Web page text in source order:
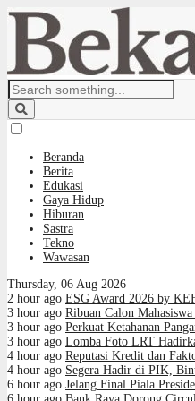
Beranda
Berita
Edukasi
Gaya Hidup
Hiburan
Sastra
Tekno
Wawasan
Thursday, 06 Aug 2026
2 hour ago ESG Award 2026 by
3 hour ago Ribuan Calon
3 hour ago Perkuat Ketahanan
3 hour ago Lomba Foto LRT
4 hour ago Reputasi Kredit dan
4 hour ago Segera Hadir di PIK,
6 hour ago Jelang Final Piala